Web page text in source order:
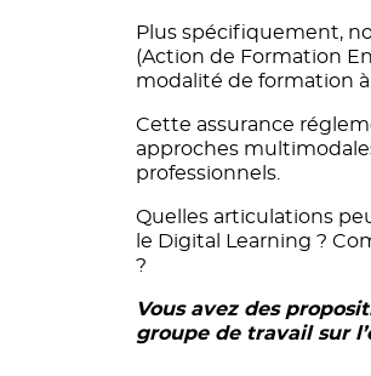
Plus spécifiquement,
(Action de Formation
modalité de formation
Cette assurance
approches
professionnels.
Quelles articulations
le Digital Learning ?
?
Vous avez des
groupe de travail sur